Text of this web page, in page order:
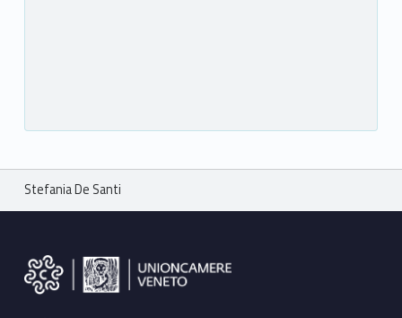
Breadcrumbs navigation
Stefania De Santi